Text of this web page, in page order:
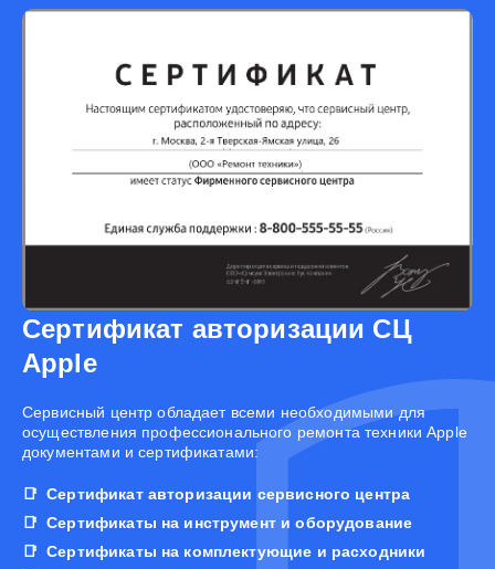
Сертификат авторизации СЦ
Apple
Cервисный центр обладает всеми необходимыми для
осуществления профессионального ремонта техники Apple
документами и сертификатами:
Сертификат авторизации сервисного центра
Сертификаты на инструмент и оборудование
Сертификаты на комплектующие и расходники